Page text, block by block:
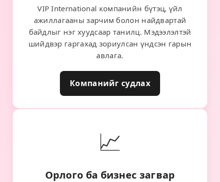
VIP International компанийн бүтэц, үйл
ажиллагааны зарчим болон найдвартай
байдлыг нэг хуудсаар танилц. Мэдээлэлтэй
шийдвэр гаргахад зориулсан үндсэн гарын
авлага.
Компанийг судлах
📈
Орлого ба бизнес загвар